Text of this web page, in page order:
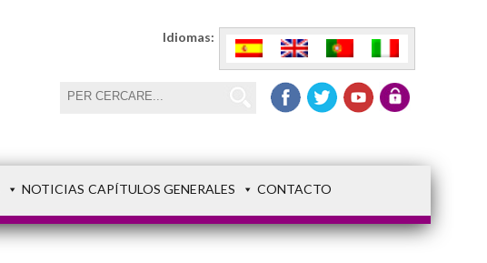
Idiomas:
NOTICIAS CAPÍTULOS GENERALES CONTACTO